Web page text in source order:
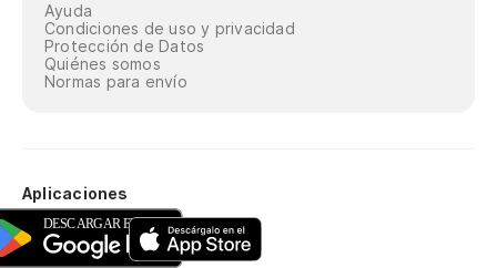
Ayuda
Condiciones de uso y privacidad
Protección de Datos
Quiénes somos
Normas para envío
Aplicaciones